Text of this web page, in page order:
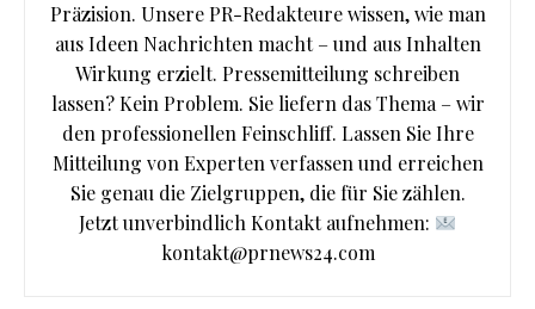
Präzision. Unsere PR-Redakteure wissen, wie man
aus Ideen Nachrichten macht – und aus Inhalten
Wirkung erzielt. Pressemitteilung schreiben
lassen? Kein Problem. Sie liefern das Thema – wir
den professionellen Feinschliff. Lassen Sie Ihre
Mitteilung von Experten verfassen und erreichen
Sie genau die Zielgruppen, die für Sie zählen.
Jetzt unverbindlich Kontakt aufnehmen:
kontakt@prnews24.com